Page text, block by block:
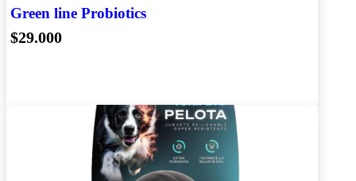
Green line Probiotics
$29.000